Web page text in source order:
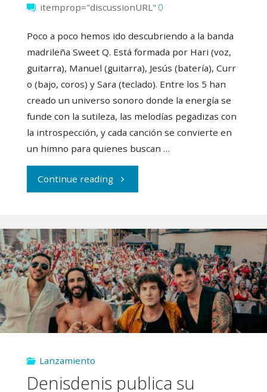
itemprop="discussionURL" 0
Poco a poco hemos ido descubriendo a la banda
madrileña Sweet Q. Está formada por Hari (voz,
guitarra), Manuel (guitarra), Jesús (batería), Curr
o (bajo, coros) y Sara (teclado). Entre los 5 han
creado un universo sonoro donde la energía se
funde con la sutileza, las melodías pegadizas con
la introspección, y cada canción se convierte en
un himno para quienes buscan …
Continue reading"Descubrimos
primer
disco
de
Sweet
Lanzamiento
Denisdenis publica su